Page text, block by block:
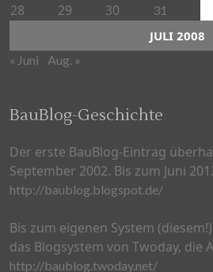
JULI 2008
28
29 30 31
« Juni Aug. »
BauBlog-Geschichte
Der erste BauBlog-Eintrag
September 2002. Bis zum Juni
http://baublog.blogspot.de/
Bis zum eigenen System
das Blogsystem von Twoday, die
http://baublog.twoday.net/